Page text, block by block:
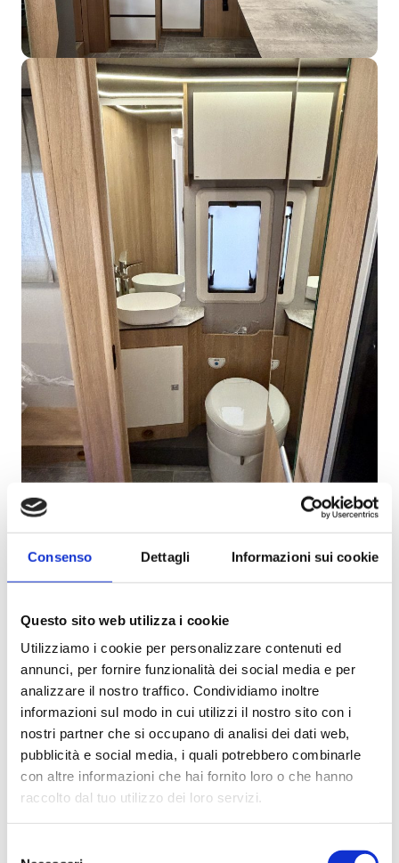
Consenso Dettagli Informazioni sui cookie
Questo sito web utilizza i cookie
Utilizziamo i cookie per personalizzare contenuti ed
annunci, per fornire funzionalità dei social media e per
analizzare il nostro traffico. Condividiamo inoltre
informazioni sul modo in cui utilizzi il nostro sito con i
nostri partner che si occupano di analisi dei dati web,
pubblicità e social media, i quali potrebbero combinarle
con altre informazioni che hai fornito loro o che hanno
raccolto dal tuo utilizzo dei loro servizi.